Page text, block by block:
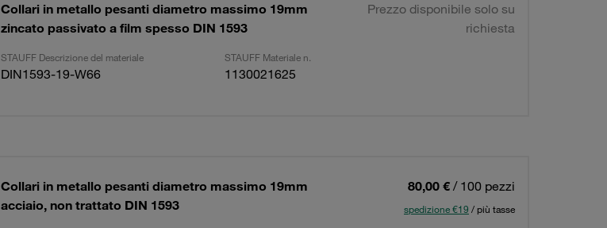
Collari in metallo pesanti diametro massimo 19mm
zincato passivato a film spesso DIN 1593
Prezzo disponibile solo su
richiesta
STAUFF Descrizione del materiale STAUFF Materiale n.
DIN1593-19-W66 1130021625
Collari in metallo pesanti diametro massimo 19mm
acciaio, non trattato DIN 1593
80,00 € / 100 pezzi
spedizione €19 / più tasse